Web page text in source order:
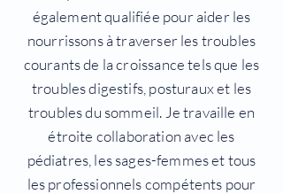
également qualifiée pour aider les
nourrissons à traverser les troubles
courants de la croissance tels que les
troubles digestifs, posturaux et les
troubles du sommeil. Je travaille en
étroite collaboration avec les
pédiatres, les sages-femmes et tous
les professionnels compétents pour